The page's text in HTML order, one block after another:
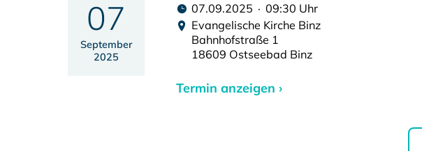
07
September
2025
07.09.2025 · 09:30 Uhr
Evangelische Kirche Binz
Bahnhofstraße 1
18609 Ostseebad Binz
Termin anzeigen ›